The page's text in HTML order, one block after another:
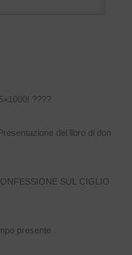
????
del libro di don
SUL CIGLIO
presente